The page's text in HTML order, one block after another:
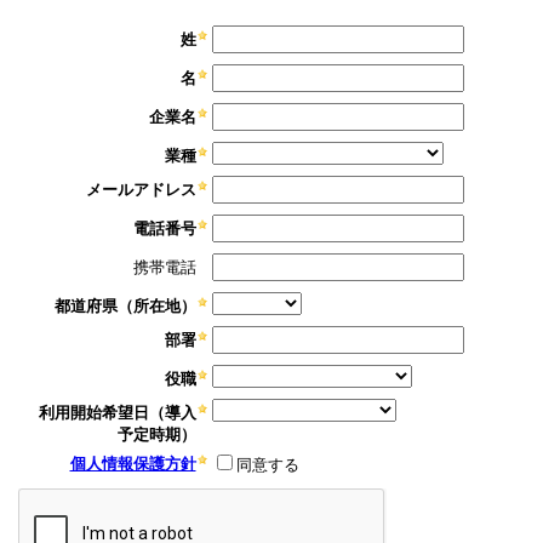
姓
名
企業名
業種
メールアドレス
電話番号
携帯電話
都道府県（所在地）
部署
役職
利用開始希望日（導入
予定時期）
個人情報保護方針
同意する